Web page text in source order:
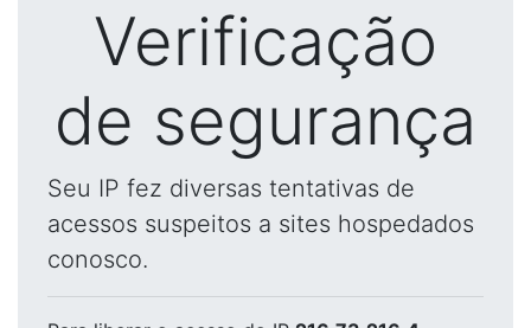
Verificação
de segurança
Seu IP fez diversas tentativas de
acessos suspeitos a sites hospedados
conosco.